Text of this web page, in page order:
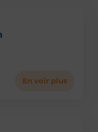
En voir plus